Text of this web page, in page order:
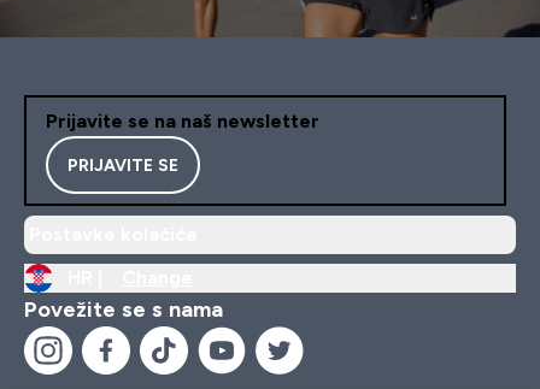
Prijavite se na naš newsletter
PRIJAVITE SE
Povežite se s nama